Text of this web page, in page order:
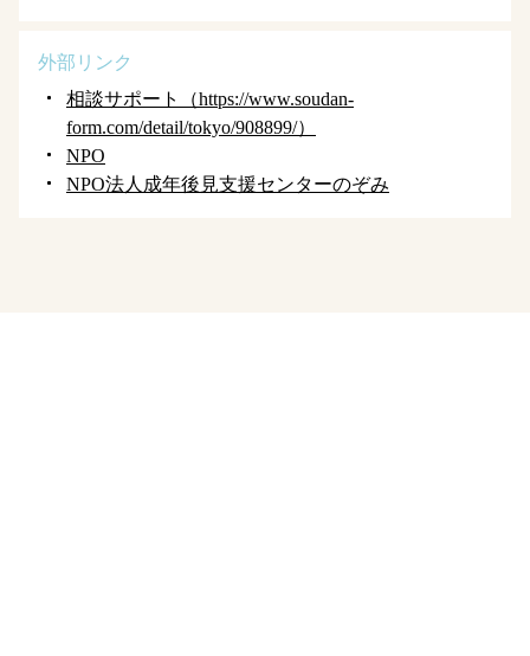
外部リンク
相談サポート（https://www.soudan-
form.com/detail/tokyo/908899/）
NPO
NPO法人成年後見支援センターのぞみ